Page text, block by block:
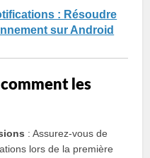
: Résoudre
sur Android
les
: Assurez-vous de
lors de la première